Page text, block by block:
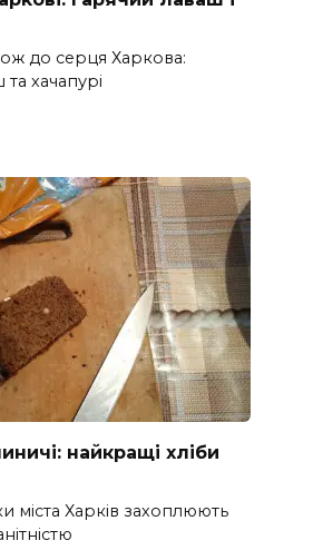
до серця Харкова:
хачапурі
найкращі хліби
міста Харків захоплюють